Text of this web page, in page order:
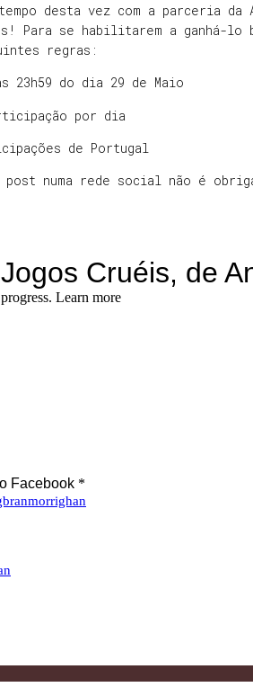
desta vez com a parceria da
Para se habilitarem a ganhá-lo
regras:
23h59 do dia 29 de Maio
por dia
de Portugal
numa rede social não é